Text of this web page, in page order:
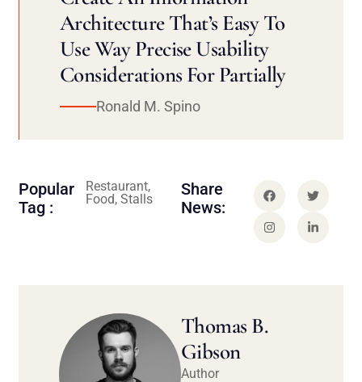
Architecture That’s Easy To
Use Way Precise Usability
Considerations For Partially
Ronald M. Spino
Popular
Tag :
Restaurant,
Food, Stalls
Share
News:
Thomas B.
Gibson
Author